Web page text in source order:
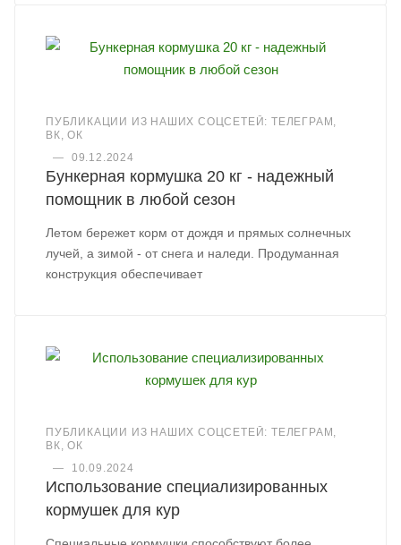
ПУБЛИКАЦИИ ИЗ НАШИХ СОЦСЕТЕЙ: ТЕЛЕГРАМ,
ВК, ОК
—
09.12.2024
Бункерная кормушка 20 кг - надежный
помощник в любой сезон
Летом бережет корм от дождя и прямых солнечных
лучей, а зимой - от снега и наледи. Продуманная
конструкция обеспечивает
ПУБЛИКАЦИИ ИЗ НАШИХ СОЦСЕТЕЙ: ТЕЛЕГРАМ,
ВК, ОК
—
10.09.2024
Использование специализированных
кормушек для кур